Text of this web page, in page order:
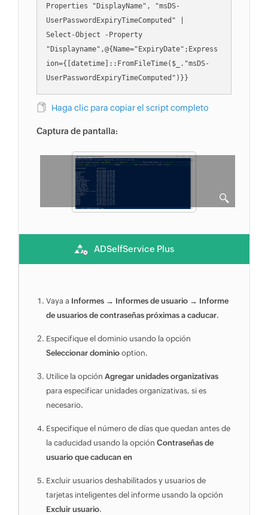
Properties "DisplayName", "msDS-
UserPasswordExpiryTimeComputed" |
Select-Object -Property
"Displayname",@{Name="ExpiryDate";Express
ion={[datetime]::FromFileTime($_."msDS-
UserPasswordExpiryTimeComputed")}}
Haga clic para copiar el script completo
Captura de pantalla:
ADSelfService Plus
Vaya a Informes → Informes de usuario → Informe
de usuarios de contraseñas próximas a caducar.
Especifique el dominio usando la opción
Seleccionar dominio option.
Utilice la opciónAgregar unidades organizativas
para especificar unidades organizativas, si es
necesario.
Especifique el número de días que quedan antes de
la caducidad usando la opciónContraseñas de
usuario que caducan en
Excluir usuarios deshabilitados y usuarios de
tarjetas inteligentes del informe usando la opción
Excluir usuario.